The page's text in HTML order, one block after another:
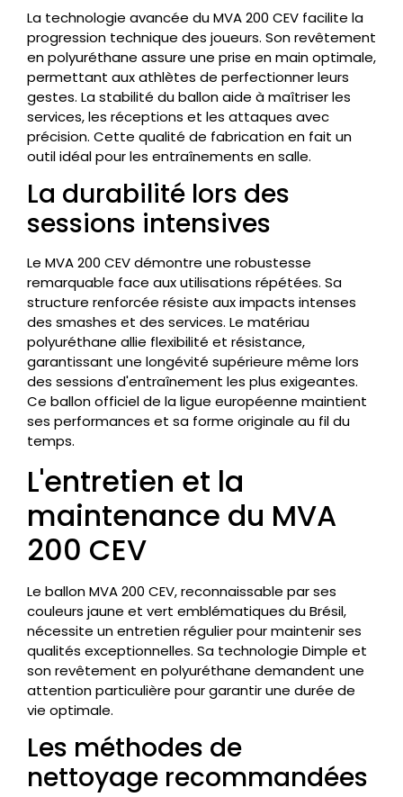
La technologie avancée du MVA 200 CEV facilite la
progression technique des joueurs. Son revêtement
en polyuréthane assure une prise en main optimale,
permettant aux athlètes de perfectionner leurs
gestes. La stabilité du ballon aide à maîtriser les
services, les réceptions et les attaques avec
précision. Cette qualité de fabrication en fait un
outil idéal pour les entraînements en salle.
La durabilité lors des
sessions intensives
Le MVA 200 CEV démontre une robustesse
remarquable face aux utilisations répétées. Sa
structure renforcée résiste aux impacts intenses
des smashes et des services. Le matériau
polyuréthane allie flexibilité et résistance,
garantissant une longévité supérieure même lors
des sessions d'entraînement les plus exigeantes.
Ce ballon officiel de la ligue européenne maintient
ses performances et sa forme originale au fil du
temps.
L'entretien et la
maintenance du MVA
200 CEV
Le ballon MVA 200 CEV, reconnaissable par ses
couleurs jaune et vert emblématiques du Brésil,
nécessite un entretien régulier pour maintenir ses
qualités exceptionnelles. Sa technologie Dimple et
son revêtement en polyuréthane demandent une
attention particulière pour garantir une durée de
vie optimale.
Les méthodes de
nettoyage recommandées